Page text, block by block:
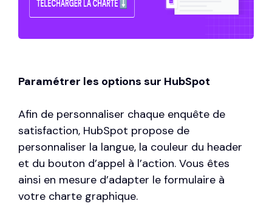
Paramétrer les options sur HubSpot
Afin de personnaliser chaque enquête de
satisfaction, HubSpot propose de
personnaliser la langue, la couleur du header
et du bouton d’appel à l’action. Vous êtes
ainsi en mesure d’adapter le formulaire à
votre charte graphique.